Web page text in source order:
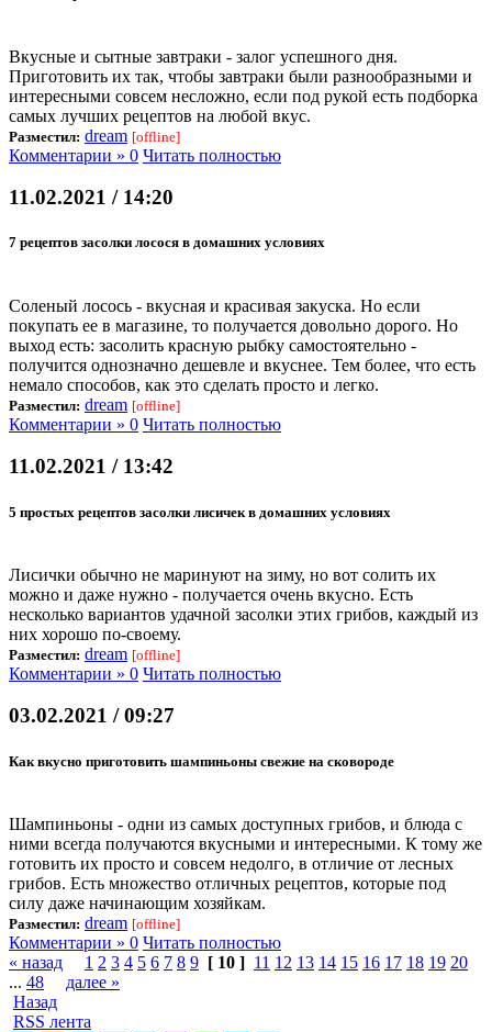
Вкусные и сытные завтраки - залог успешного дня.
Приготовить их так, чтобы завтраки были разнообразными и
интересными совсем несложно, если под рукой есть подборка
самых лучших рецептов на любой вкус.
Разместил: dream [offline]
Комментарии » 0 Читать полностью
11.02.2021 / 14:20
7 рецептов засолки лосося в домашних условиях
Соленый лосось - вкусная и красивая закуска. Но если
покупать ее в магазине, то получается довольно дорого. Но
выход есть: засолить красную рыбку самостоятельно -
получится однозначно дешевле и вкуснее. Тем более, что есть
немало способов, как это сделать просто и легко.
Разместил: dream [offline]
Комментарии » 0 Читать полностью
11.02.2021 / 13:42
5 простых рецептов засолки лисичек в домашних условиях
Лисички обычно не маринуют на зиму, но вот солить их
можно и даже нужно - получается очень вкусно. Есть
несколько вариантов удачной засолки этих грибов, каждый из
них хорошо по-своему.
Разместил: dream [offline]
Комментарии » 0 Читать полностью
03.02.2021 / 09:27
Как вкусно приготовить шампиньоны свежие на сковороде
Шампиньоны - одни из самых доступных грибов, и блюда с
ними всегда получаются вкусными и интересными. К тому же
готовить их просто и совсем недолго, в отличие от лесных
грибов. Есть множество отличных рецептов, которые под
силу даже начинающим хозяйкам.
Разместил: dream [offline]
Комментарии » 0 Читать полностью
« назад
1 2 3 4 5 6 7 8 9 [ 10 ] 11 12 13 14 15 16 17 18 19 20
... 48
далее »
Назад
RSS лента